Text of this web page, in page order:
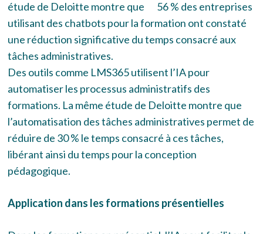
étude de Deloitte montre que 56 % des entreprises
utilisant des chatbots pour la formation ont constaté
une réduction significative du temps consacré aux
tâches administratives.
Des outils comme LMS365 utilisent l’IA pour
automatiser les processus administratifs des
formations. La même étude de Deloitte montre que
l’automatisation des tâches administratives permet de
réduire de 30 % le temps consacré à ces tâches,
libérant ainsi du temps pour la conception
pédagogique.
Application dans les formations présentielles